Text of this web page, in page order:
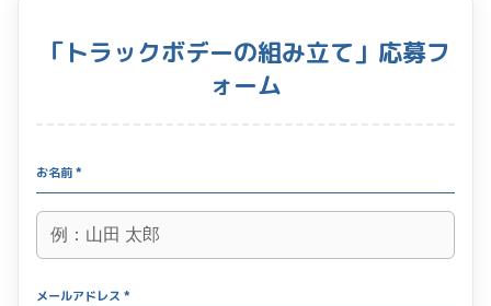
「トラックボデーの組み立て」応募フ
ォーム
お名前 *
メールアドレス *